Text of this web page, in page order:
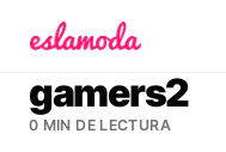
gamers2
0 MIN DE LECTURA